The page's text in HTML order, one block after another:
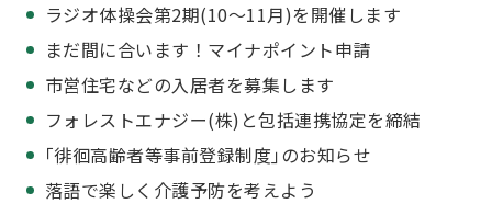
ラジオ体操会第2期(10～11月)を開催します
まだ間に合います！マイナポイント申請
市営住宅などの入居者を募集します
フォレストエナジー(株)と包括連携協定を締結
｢徘徊高齢者等事前登録制度｣のお知らせ
落語で楽しく介護予防を考えよう